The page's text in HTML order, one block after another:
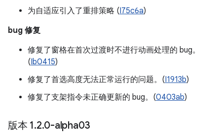
为自适应引入了重排策略 (I75c6a)
bug 修复
修复了窗格在首次过渡时不进行动画处理的 bug。
(Ib0415)
修复了首选高度无法正常运行的问题。(I1913b)
修复了支架指令未正确更新的 bug。(0403ab)
版本 1.2.0-alpha03